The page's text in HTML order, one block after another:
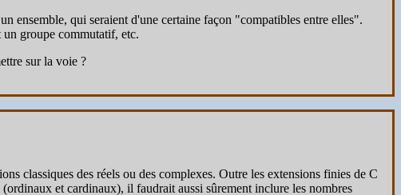
ensemble, qui seraient d'une certaine façon "compatibles entre elles".
groupe commutatif, etc.
sur la voie ?
classiques des réels ou des complexes. Outre les extensions finies de C
et cardinaux), il faudrait aussi sûrement inclure les nombres